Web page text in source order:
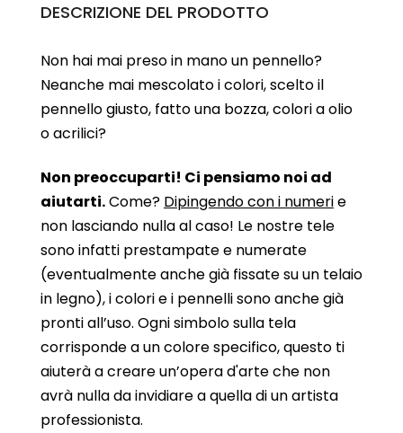
DESCRIZIONE DEL PRODOTTO
Non hai mai preso in mano un pennello?
Neanche mai mescolato i colori, scelto il
pennello giusto, fatto una bozza, colori a olio
o acrilici?
Non preoccuparti! Ci pensiamo noi ad
aiutarti.Come? Dipingendo con i numerie
non lasciando nulla al caso! Le nostre tele
sono infatti prestampate e numerate
(eventualmente anche già fissate su un telaio
in legno), i colori e i pennelli sono anche già
pronti all’uso. Ogni simbolo sulla tela
corrisponde a un colore specifico, questo ti
aiuterà a creare un’opera d'arte che non
avrà nulla da invidiare a quella di un artista
professionista.